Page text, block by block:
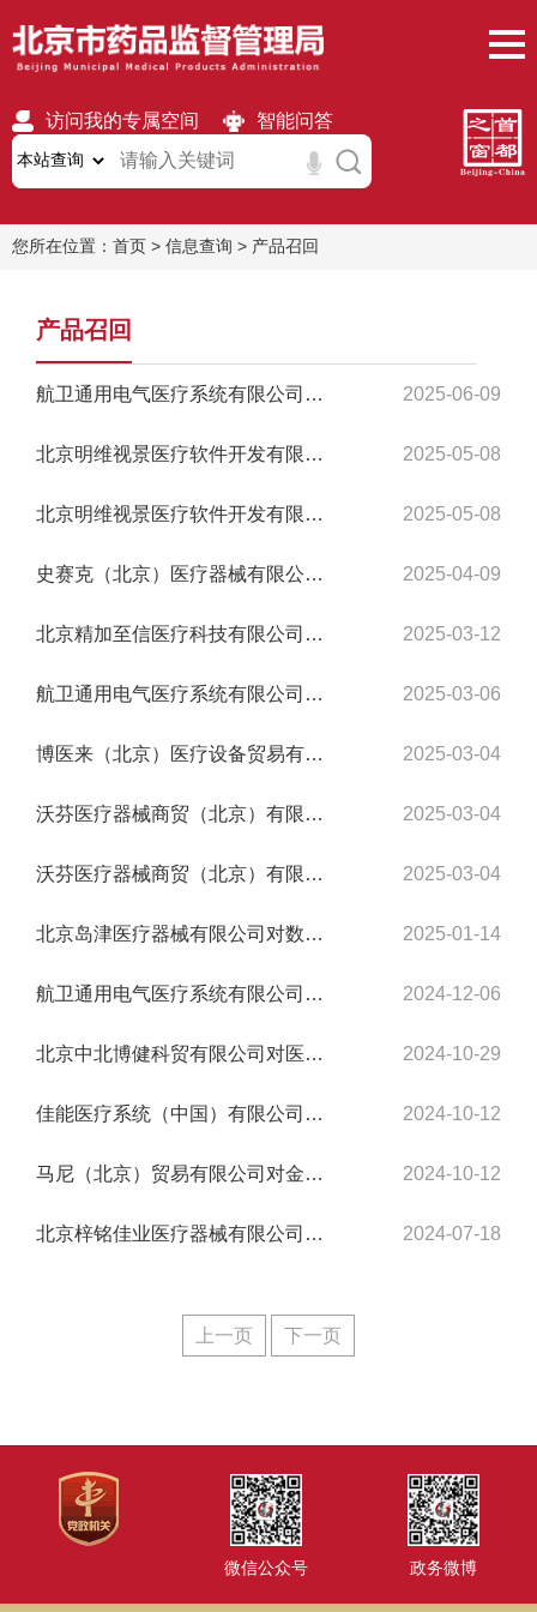
访问我的专属空间 智能问答
无障碍 繁體 移动版
您所在位置： 首页 > 信息查询 > 产品召回
产品召回
航卫通用电气医疗系统有限公司对X射线计算机体层摄影设备主动召回 2025-06-09
北京明维视景医疗软件开发有限公司对放射性粒籽植入治疗和前列腺活检手术计划软件Medi... 2025-05-08
北京明维视景医疗软件开发有限公司对放射性粒籽植入治疗和前列腺活检手术计划软件Medi... 2025-05-08
史赛克（北京）医疗器械有限公司对可降解耳鼻止血绵Nasopore Nasal & Ear Dressing主动... 2025-04-09
北京精加至信医疗科技有限公司对牙科种植体系统Implant system、基台Abutment主动召回 2025-03-12
航卫通用电气医疗系统有限公司对 磁共振成像系统主动召回 2025-03-06
博医来（北京）医疗设备贸易有限公司 对外科手术导航系统、骨科手术导航系统、头颈外科... 2025-03-04
沃芬医疗器械商贸（北京）有限公司对 低分子量肝素质控品HemosIL LMW Heparin Control... 2025-03-04
沃芬医疗器械商贸（北京）有限公司对 肝素校准品HemosIL Heparin Calibrators主动召回 2025-03-04
北京岛津医疗器械有限公司对数字化X射线透视摄影系统主动召回 2025-01-14
航卫通用电气医疗系统有限公司对X射线计算机体层摄影设备主动召回 2024-12-06
北京中北博健科贸有限公司对医用外科口罩主动召回 2024-10-29
佳能医疗系统（中国）有限公司对医用血管造影X射线机系统主动召回 2024-10-12
马尼（北京）贸易有限公司对金刚砂车针主动召回 2024-10-12
北京梓铭佳业医疗器械有限公司对聚羧酸锌粘接用水门汀主动召回 2024-07-18
上一页 下一页
微信公众号 政务微博